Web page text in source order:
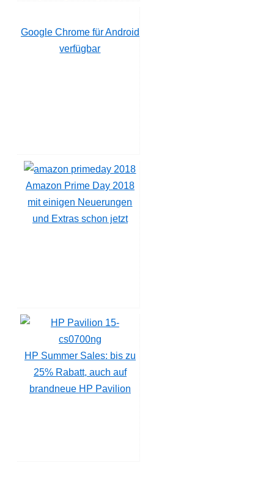
Google Chrome für Android
verfügbar
Amazon Prime Day 2018
mit einigen Neuerungen
und Extras schon jetzt
HP Summer Sales: bis zu
25% Rabatt, auch auf
brandneue HP Pavilion